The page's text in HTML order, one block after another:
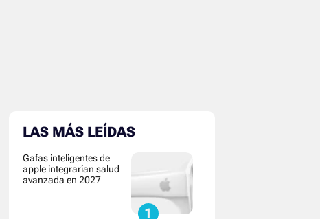
LAS MÁS LEÍDAS
Gafas inteligentes de
apple integrarían salud
avanzada en 2027